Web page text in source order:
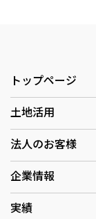
トップページ
土地活用
法人のお客様
企業情報
実績